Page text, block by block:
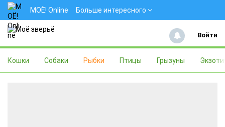
МОЁ! Online Больше интересного
Войти
Кошки Собаки Рыбки Птицы Грызуны